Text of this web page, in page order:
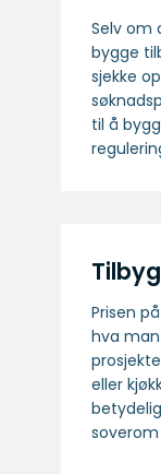
Selv om
bygge
sjekke
til å
Prisen
hva
eller